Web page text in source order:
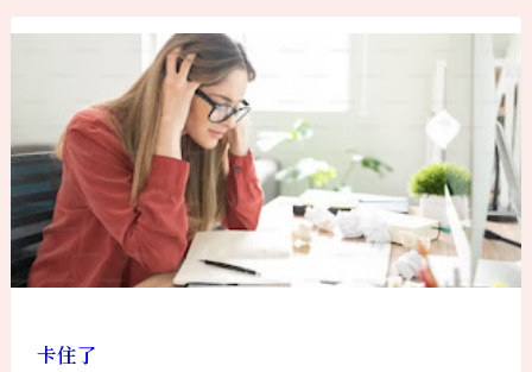
卡住了